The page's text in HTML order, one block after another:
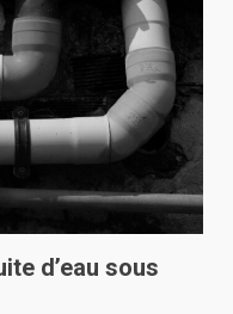
d’eau sous